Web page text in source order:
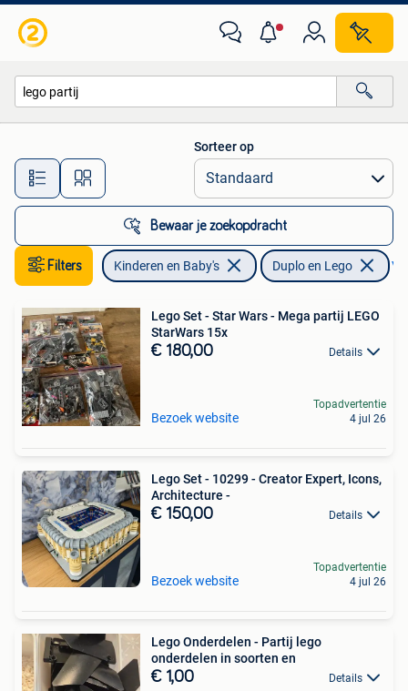
Alle afstanden…
Sorteer op
Bewaar je zoekopdracht
Filters Kinderen en Baby's Duplo en Lego
Lego Set - Star Wars - Mega partij LEGO
StarWars 15x
€ 180,00 Details
Bezoek website
Topadvertentie
4 jul 26
Lego Set - 10299 - Creator Expert, Icons,
Architecture -
€ 150,00 Details
Bezoek website
Topadvertentie
4 jul 26
Lego Onderdelen - Partij lego
onderdelen in soorten en
€ 1,00 Details